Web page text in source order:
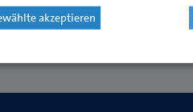
akzeptieren